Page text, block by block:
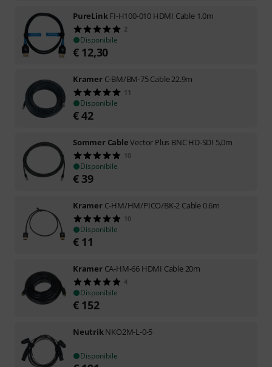
PureLinkFI-H100-010 HDMI Cable 1.0m
2
Disponibile
€ 12,30
Kramer C-BM/BM-75 Cable 22.9m
11
Disponibile
€42
Sommer CableVector Plus BNC HD-SDI 5,0m
10
Disponibile
€ 39
Kramer C-HM/HM/PICO/BK-2 Cable 0.6m
10
Disponibile
€ 11
Kramer CA-HM-66 HDMI Cable 20m
4
Disponibile
€ 152
NeutrikNKO2M-L-0-5
Disponibile